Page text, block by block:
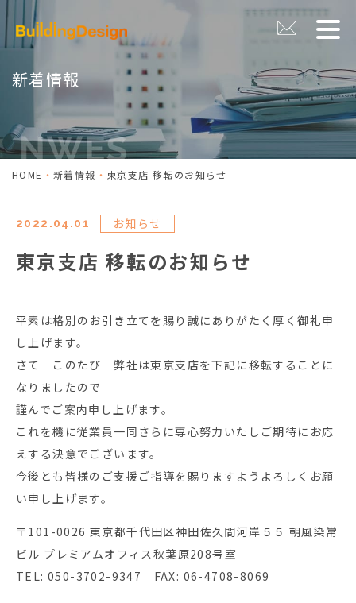
新着情報
HOME 新着情報 東京支店 移転のお知らせ
2022.04.01 お知らせ
東京支店 移転のお知らせ
平素は格別のお引き立てを賜り誠にありがたく厚く御礼申
し上げます。
さて このたび 弊社は東京支店を下記に移転することに
なりましたので
謹んでご案内申し上げます。
これを機に従業員一同さらに専心努力いたしご期待にお応
えする決意でございます。
今後とも皆様のご支援ご指導を賜りますようよろしくお願
い申し上げます。
〒101-0026 東京都千代田区神田佐久間河岸５５ 朝風染常
ビル プレミアムオフィス秋葉原208号室
TEL: 050-3702-9347 FAX: 06-4708-8069